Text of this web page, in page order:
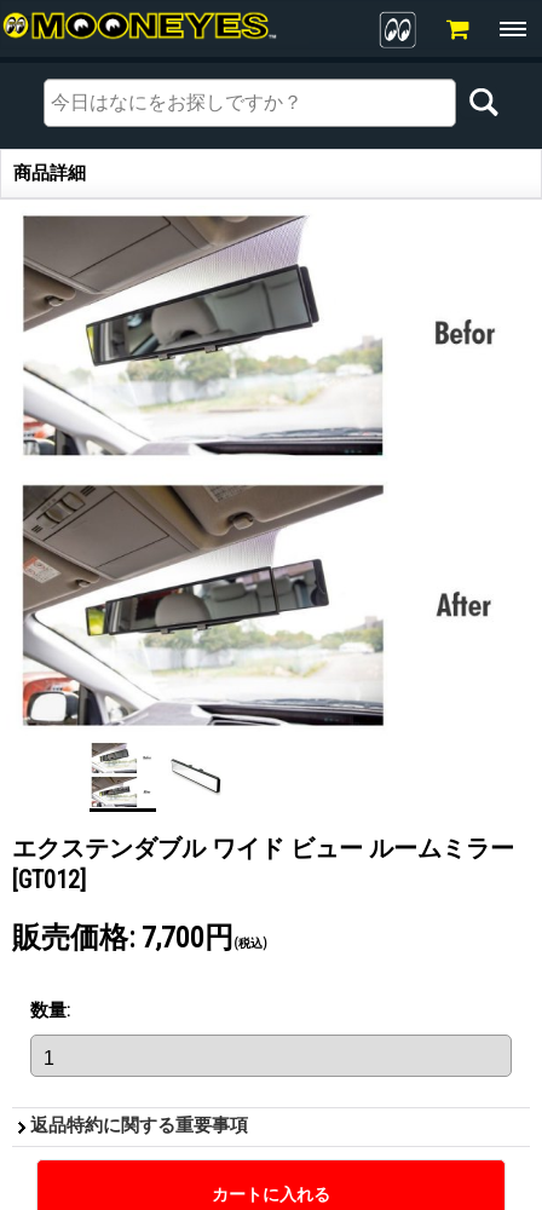
商品詳細
商品詳細
エクステンダブル ワイド ビュー ルームミラー
[GT012]
販売価格: 7,700円 (税込)
数量:
返品特約に関する重要事項